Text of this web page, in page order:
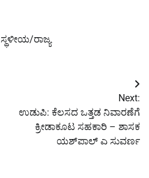
ಸ್ಥಳೀಯ/ರಾಜ್ಯ
Next:
ಉಡುಪಿ: ಕೆಲಸದ ಒತ್ತಡ ನಿವಾರಣೆಗೆ
ಕ್ರೀಡಾಕೂಟ ಸಹಕಾರಿ – ಶಾಸಕ
ಯಶ್‍ಪಾಲ್ ಎ ಸುವರ್ಣ